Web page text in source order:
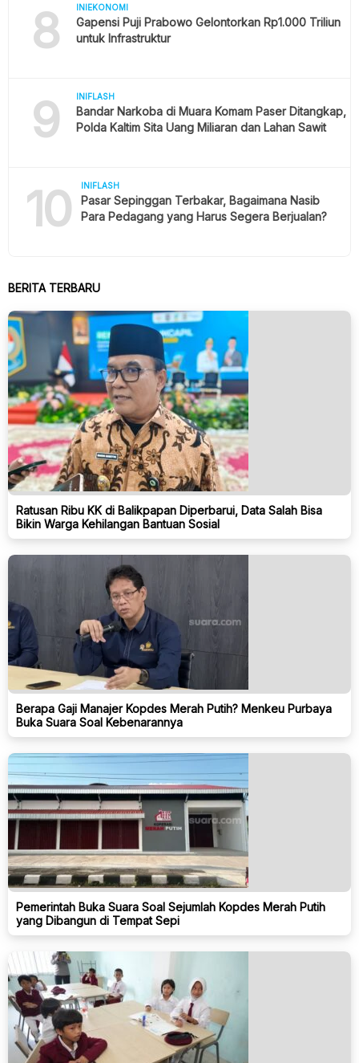
8 INIEKONOMI
Gapensi Puji Prabowo Gelontorkan Rp1.000 Triliun
untuk Infrastruktur
9 INIFLASH
Bandar Narkoba di Muara Komam Paser Ditangkap,
Polda Kaltim Sita Uang Miliaran dan Lahan Sawit
10 INIFLASH
Pasar Sepinggan Terbakar, Bagaimana Nasib
Para Pedagang yang Harus Segera Berjualan?
BERITA TERBARU
Ratusan Ribu KK di Balikpapan Diperbarui, Data Salah Bisa
Bikin Warga Kehilangan Bantuan Sosial
Berapa Gaji Manajer Kopdes Merah Putih? Menkeu Purbaya
Buka Suara Soal Kebenarannya
Pemerintah Buka Suara Soal Sejumlah Kopdes Merah Putih
yang Dibangun di Tempat Sepi